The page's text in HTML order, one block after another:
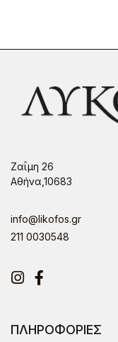
Ζαΐμη 26
Αθήνα,10683
info@likofos.gr
211 0030548
Instagram
Facebook
ΠΛΗΡΟΦΟΡΙΕΣ